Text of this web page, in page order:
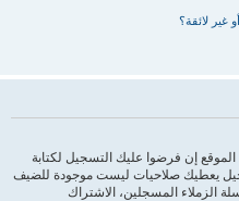
غير لائقة؟
إن فرضوا عليك التسجيل لكتابة
يعطيك صلاحيات ليست موجودة للضيف
الزملاء المسجلين، الاشتراك